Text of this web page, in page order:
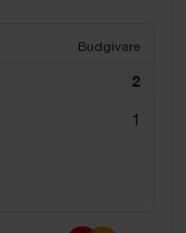
Budgivare
2
1